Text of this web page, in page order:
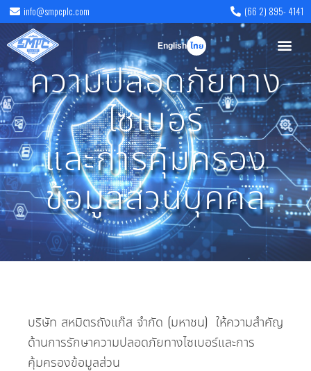
info@smpcplc.com (66 2) 895- 4141
English ไทย
ความปลอดภัยทาง
ไซเบอร์
และการคุ้มครอง
ข้อมูลส่วนบุคคล
บริษัท สหมิตรถังแก๊ส จำกัด (มหาชน) ให้ความสำคัญ
ด้านการรักษาความปลอดภัยทางไซเบอร์และการ
คุ้มครองข้อมูลส่วน